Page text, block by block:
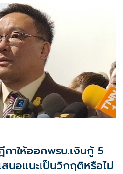
าให้ออกพรบ.เงินกู้ 5
นอแนะเป็นวิกฤติหรือไม่